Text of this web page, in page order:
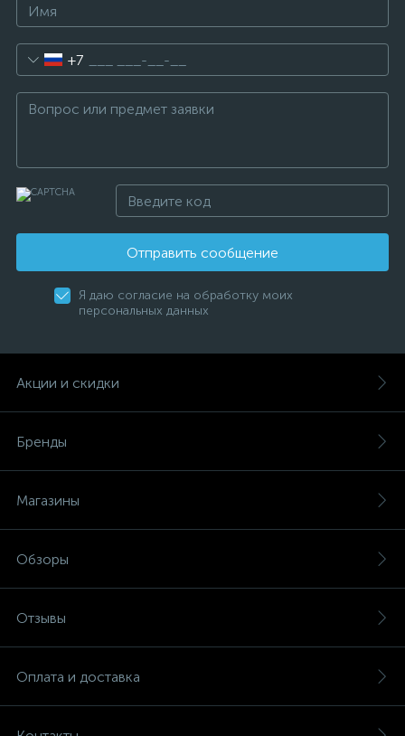
+7
Отправить сообщение
Я даю согласие на обработку моих
персональных данных
Акции и скидки
Бренды
Магазины
Обзоры
Отзывы
Оплата и доставка